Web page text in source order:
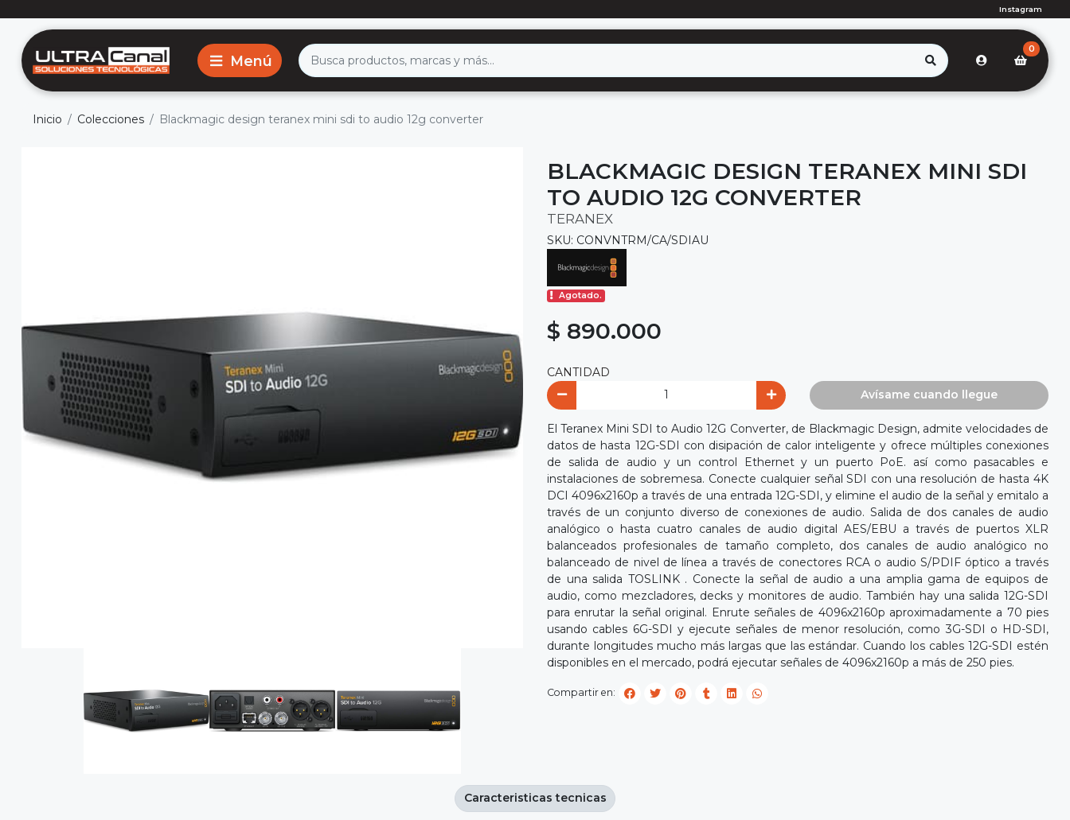
Instagram
0
Inicio Colecciones Blackmagic design teranex mini sdi to audio 12g converter
BLACKMAGIC DESIGN TERANEX MINI SDI
TO AUDIO 12G CONVERTER
TERANEX
SKU: CONVNTRM/CA/SDIAU
Agotado.
$ 890.000
CANTIDAD
Avísame cuando llegue
El Teranex Mini SDI to Audio 12G Converter, de Blackmagic Design, admite velocidades de
datos de hasta 12G-SDI con disipación de calor inteligente y ofrece múltiples conexiones
de salida de audio y un control Ethernet y un puerto PoE. así como pasacables e
instalaciones de sobremesa. Conecte cualquier señal SDI con una resolución de hasta 4K
DCI 4096x2160p a través de una entrada 12G-SDI, y elimine el audio de la señal y emitalo a
través de un conjunto diverso de conexiones de audio. Salida de dos canales de audio
analógico o hasta cuatro canales de audio digital AES/EBU a través de puertos XLR
balanceados profesionales de tamaño completo, dos canales de audio analógico no
balanceado de nivel de línea a través de conectores RCA o audio S/PDIF óptico a través
de una salida TOSLINK . Conecte la señal de audio a una amplia gama de equipos de
audio, como mezcladores, decks y monitores de audio. También hay una salida 12G-SDI
para enrutar la señal original. Enrute señales de 4096x2160p aproximadamente a 70 pies
usando cables 6G-SDI y ejecute señales de menor resolución, como 3G-SDI o HD-SDI,
durante longitudes mucho más largas que las estándar. Cuando los cables 12G-SDI estén
disponibles en el mercado, podrá ejecutar señales de 4096x2160p a más de 250 pies.
Compartir en:
Caracteristicas tecnicas